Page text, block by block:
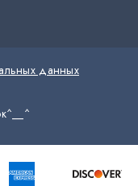
данных
^__^